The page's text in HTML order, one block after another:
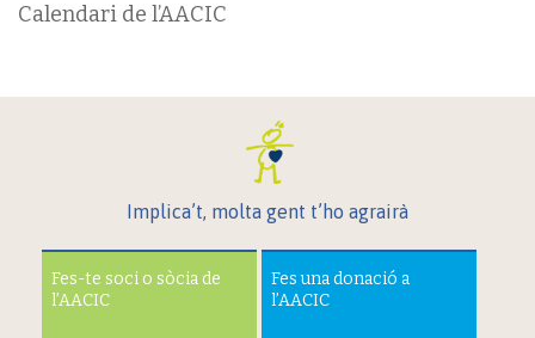
Calendari de l’AACIC
Implica’t, molta gent t’ho agrairà
Fes-te soci o sòcia de
l’AACIC
Fes una donació a
l’AACIC